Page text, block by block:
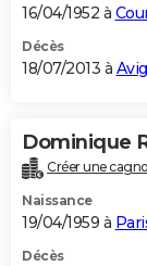
16/04/1952 à
Décès
18/07/2013 à
Dominique
Créer une
Naissance
19/04/1959 à
Décès